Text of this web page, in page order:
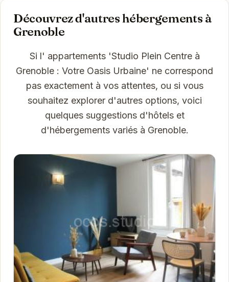
Découvrez d'autres hébergements à
Grenoble
Si l' appartements 'Studio Plein Centre à
Grenoble : Votre Oasis Urbaine' ne correspond
pas exactement à vos attentes, ou si vous
souhaitez explorer d'autres options, voici
quelques suggestions d'hôtels et
d'hébergements variés à Grenoble.